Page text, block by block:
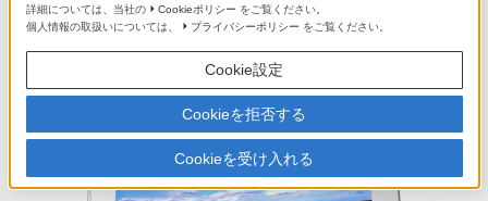
ィスプレイが、写真や動画をくっきり、鮮やかに映し出
します。
詳細については、当社の Cookieポリシー をご覧ください。
個人情報の取扱いについては、
プライバシーポリシー をご覧ください。
Cookie設定
Cookieを拒否する
Cookieを受け入れる